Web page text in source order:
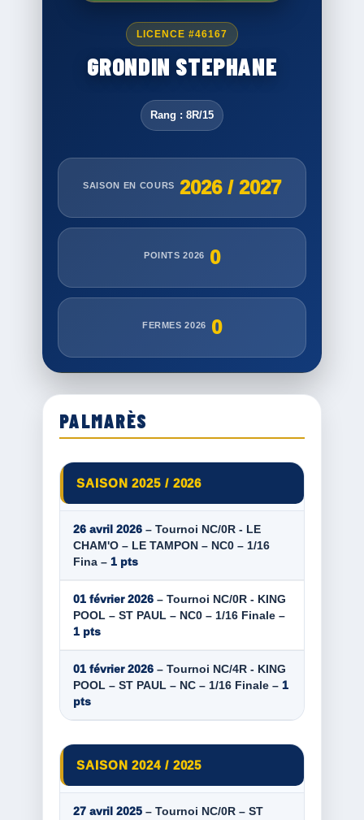
LICENCE #46167
GRONDIN STEPHANE
Rang : 8R/15
SAISON EN COURS 2026 / 2027
POINTS 2026 0
FERMES 2026 0
PALMARÈS
SAISON 2025 / 2026
26 avril 2026 – Tournoi NC/0R - LE
CHAM'O – LE TAMPON – NC0 – 1/16
Fina – 1 pts
01 février 2026 – Tournoi NC/0R - KING
POOL – ST PAUL – NC0 – 1/16 Finale –
1 pts
01 février 2026 – Tournoi NC/4R - KING
POOL – ST PAUL – NC – 1/16 Finale – 1
pts
SAISON 2024 / 2025
27 avril 2025 – Tournoi NC/0R – ST